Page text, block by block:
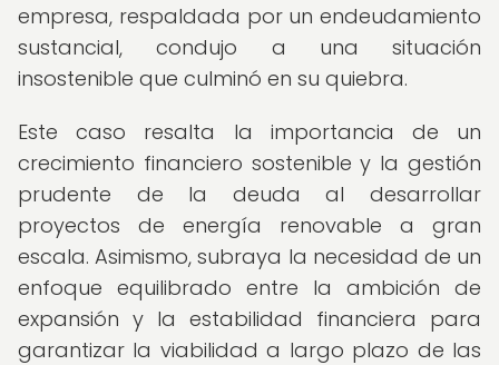
empresa, respaldada por un endeudamiento
sustancial, condujo a una situación
insostenible que culminó en su quiebra.
Este caso resalta la importancia de un
crecimiento financiero sostenible y la gestión
prudente de la deuda al desarrollar
proyectos de energía renovable a gran
escala. Asimismo, subraya la necesidad de un
enfoque equilibrado entre la ambición de
expansión y la estabilidad financiera para
garantizar la viabilidad a largo plazo de las